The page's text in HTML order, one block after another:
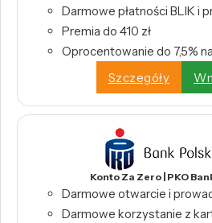
Darmowe płatności BLIK i
Premia do 410 zł
Oprocentowanie do 7,5%
Szczegóły
Konto Za Zero | PKO
Darmowe otwarcie i
Darmowe korzystanie z